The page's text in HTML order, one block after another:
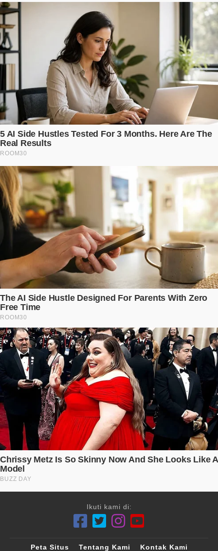
Ikuti kami di:
Peta Situs Tentang Kami Kontak Kami